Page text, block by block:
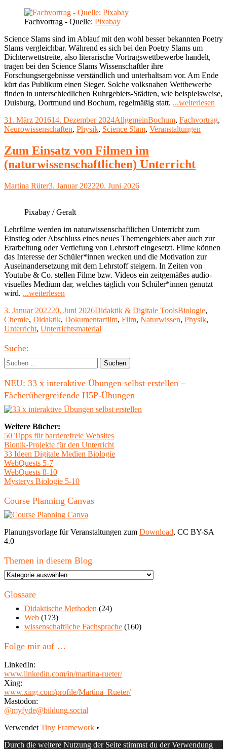
Fachvortrag - Quelle: Pixabay
Science Slams sind im Ablauf mit den wohl besser bekannten Poetry
Slams vergleichbar. Während es sich bei den Poetry Slams um
Dichterwettstreite, also literarische Vortragswettbewerbe handelt,
tragen bei den Science Slams Wissenschaftler ihre
Forschungsergebnisse verständlich und unterhaltsam vor. Am Ende
kürt das Publikum einen Sieger. Solche volksnahen Wettbewerbe
finden in unterschiedlichen Ruhrgebiets-Städten, wie beispielsweise,
Duisburg, Dortmund und Bochum, regelmäßig statt. ...weiterlesen
und
Veröffentlicht
am
31. März 201614. Dezember 2024Kategorien
AllgemeinSchlagwörter
Bochum, Fachvortrag,
Neurowissenschaften, Physik, Science Slam, Veranstaltungen
Zum Einsatz von Filmen im
(naturwissenschaftlichen) Unterricht
Autor
Martina RüterVeröffentlicht
3. Januar 202220. Juni 2026
Pixabay / Geralt
Lehrfilme werden im naturwissenschaftlichen Unterricht zum
Einstieg oder Abschluss eines neues Themengebiets aber auch zur
Erarbeitung oder Vertiefung von Lehrstoff eingesetzt. Filme können
das Interesse der Schüler*innen wecken und die Motivation zur
Auseinandersetzung mit dem Lehrstoff steigern. In Zeiten von
Youtube & Co. stellen Filme bzw. Videos ein zeitgemäßes audio-
visuelles Medium dar, welches täglich von Schüler*innen genutzt
wird. ...weiterlesen
von
Filmen
im
Veröffentlicht
am
3. Januar 202220. Juni 2026Kategorien
Didaktik & Digitale ToolsSchlagwörter
Biologie,
Chemie, Didaktik, Dokumentarfilm, Film, Naturwissen, Physik,
Unterricht, Unterrichtsmaterial
Haupt-
Seitenleiste
Suche:
Suchen
nach:
NEU: 33 x interaktive Übungen selbst erstellen –
Fächerübergreifende H5P-Übungen
Weitere Bücher:
50 Tipps für barrierefreie Websites
Bionik-Projekte für den Unterricht
33 Ideen Digitale Medien Biologie
WebQuests 5-7
WebQuests 8-10
Mysterys Biologie 5-10
Course Planning Canvas
Planungsvorlage für Veranstaltungen zum Download, CC BY-SA
4.0
Themen in diesem Blog
Themen
diesem
Glossare
Didaktische Methoden (24)
Web (173)
wissenschaftliche Fachsprache (160)
Folge mir auf …
LinkedIn:
www.linkedin.com/in/martina-rueter/
Xing:
www.xing.com/profile/Martina_Rueter/
Mastodon:
@myfyde@bildung.social
Footer
Inhalt
Verwendet Tiny Framework •
Durch die weitere Nutzung der Seite stimmst du der Verwendung